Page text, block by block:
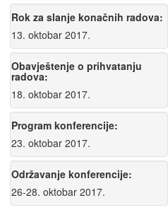
Rok za slanje konačnih radova:
13. oktobar 2017.
Obavještenje o prihvatanju
radova:
18. oktobar 2017.
Program konferencije:
23. oktobar 2017.
Održavanje konferencije:
26-28. oktobar 2017.